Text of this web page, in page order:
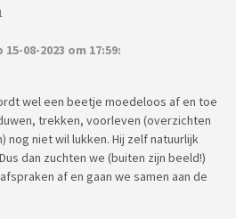
08-2023 om 17:59:
wel een beetje moedeloos af en toe
trekken, voorleven (overzichten
nog niet wil lukken. Hij zelf natuurlijk
dan zuchten we (buiten zijn beeld!)
af en gaan we samen aan de